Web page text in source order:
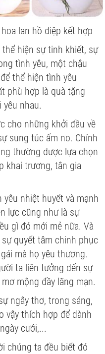
lan hồ điệp kết hợp
hiện sự tinh khiết, sự
tình yêu, một chậu
thể hiện tình yêu
phù hợp là quà tặng
nhau.
cho những khởi đầu về
sung túc ấm no. Chính
thường được lựa chọn
khai trương, tân gia
nhiệt huyết và mạnh
lực cũng như là sự
gì đó mới mẻ nữa. Và
quyết tâm chinh phục
mà họ yêu thương.
ta liên tưởng đến sự
mộng đầy lãng mạn.
ngây thơ, trong sáng,
vậy thích hợp để dành
cưới,...
chúng ta đều biết đó